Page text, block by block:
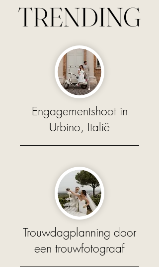
TRENDING
Engagementshoot in
Urbino, Italië
Trouwdagplanning door
een trouwfotograaf